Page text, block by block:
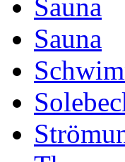
Sauna
Sauna